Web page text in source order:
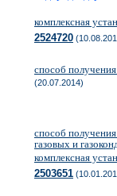
комплексная
2524720
способ
(20.07.2014)
способ получения
газовых и
комплексная
2503651